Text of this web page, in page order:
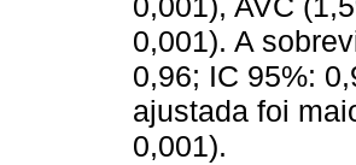
0,001). A
0,96; IC 95%:
ajustada foi
0,001).